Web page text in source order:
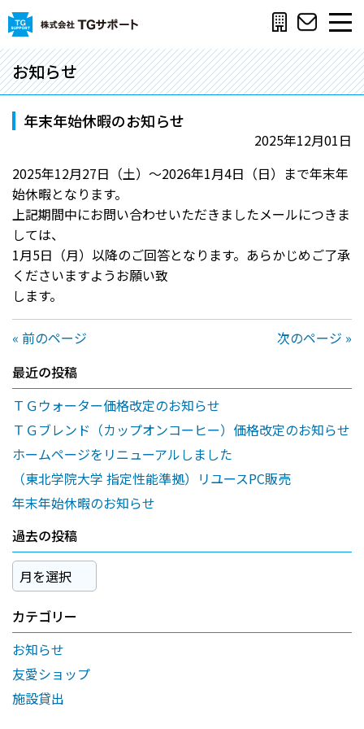
お知らせ
年末年始休暇のお知らせ
2025年12月01日
2025年12月27日（土）～2026年1月4日（日）まで年末年
始休暇となります。
上記期間中にお問い合わせいただきましたメールにつきま
しては、
1月5日（月）以降のご回答となります。あらかじめご了承
くださいますようお願い致
します。
« 前のページ
次のページ »
最近の投稿
ＴＧウォーター価格改定のお知らせ
ＴＧブレンド（カップオンコーヒー）価格改定のお知らせ
ホームページをリニューアルしました
（東北学院大学 指定性能準拠）リユースPC販売
年末年始休暇のお知らせ
過去の投稿
過
去
の
投
稿
カテゴリー
お知らせ
友愛ショップ
施設貸出